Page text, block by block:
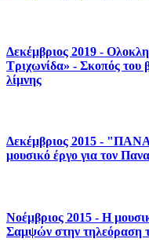
Δεκέμβριος 2019 -
Τριχωνίδα» - Σκοπός του
λίμνης
Δεκέμβριος 2015 -
μουσικό έργο για τον
Νοέμβριος 2015 - Η
Σαμψών στην τηλεόραση